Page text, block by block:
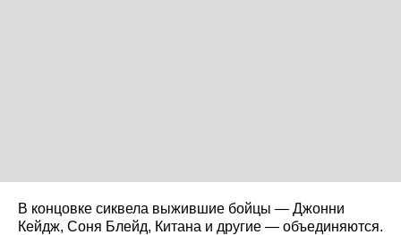
В концовке сиквела выжившие бойцы — Джонни
Кейдж, Соня Блейд, Китана и другие — объединяются.